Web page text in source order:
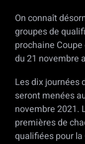
On connaît
groupes de
prochaine
du 21 novembre
Les dix journées
seront menées
novembre 2021.
premières de
qualifiées pour